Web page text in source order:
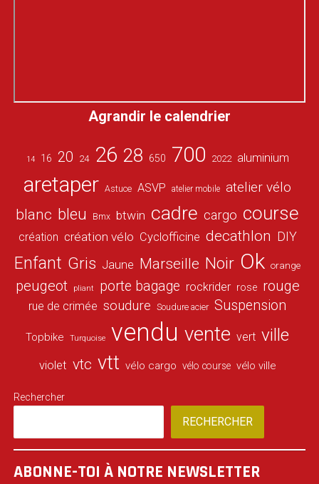
Agrandir le calendrier
14 16 20 24 26 28 650 700 2022 aluminium
aretaper Astuce ASVP atelier mobile atelier vélo
blanc bleu Bmx btwin cadre cargo course
création création vélo Cyclofficine decathlon DIY
Enfant Gris Jaune Marseille Noir Ok orange
peugeot pliant porte bagage rockrider rose rouge
rue de crimée soudure Soudure acier Suspension
Topbike Turquoise vendu vente vert ville
violet vtc vtt vélo cargo vélo course vélo ville
Rechercher
RECHERCHER
ABONNE-TOI À NOTRE NEWSLETTER